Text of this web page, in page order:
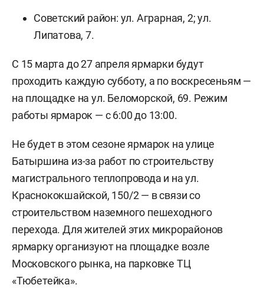
Советский район: ул. Аграрная, 2; ул.
Липатова, 7.
С 15 марта до 27 апреля ярмарки будут
проходить каждую субботу, а по воскресеньям —
на площадке на ул. Беломорской, 69. Режим
работы ярмарок — с 6:00 до 13:00.
Не будет в этом сезоне ярмарок на улице
Батыршина из-за работ по строительству
магистрального теплопровода и на ул.
Краснококшайской, 150/2 — в связи со
строительством наземного пешеходного
перехода. Для жителей этих микрорайонов
ярмарку организуют на площадке возле
Московского рынка, на парковке ТЦ
«Тюбетейка».